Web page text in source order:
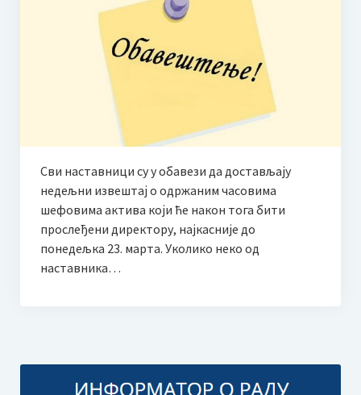
Завршни рачун за 2023. годину
План буџета за 2022. годину
Финансијски извештај за 2021.
Финансијски извештај за 2020.
Завршни рачун за 2019. годину
ОБАВЕШТЕЊЕ ЗА РОДИТЕЉЕ У ВЕЗИ ПРИЈЕМНОГ ИСПИТА
ЗА УПИС У СРЕДЊУ МУЗИЧКУ ШКОЛУ 2025. год.
Сви наставници су у обавези да достављају
недељни извештај о одржаним часовима
шефовима актива који ће након тога бити
прослеђени директору, најкасније до
понедељка 23. марта. Уколико неко од
наставника…